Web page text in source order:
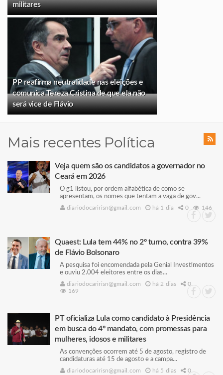
militares
PP reafirma neutralidade nas eleições e
comunica Tereza Cristina de que ela não
será vice de Flávio
Mais recentes Política
Veja quem são os candidatos a governador no
Ceará em 2026
O g1 listou, por ordem alfabética de como se
apresentam, os nomes que tentam a vaga de gov...
diariodocaririsn@gmail.com há 1 dia 0 146
Quaest: Lula tem 44% no 2º turno, contra 39%
de Flávio Bolsonaro
A pesquisa foi encomendada pela Genial Investimentos
e ouviu 2.004 eleitores entre os dias...
diariodocaririsn@gmail.com há 2 dias
0
169
PT oficializa Lula como candidato à Presidência
em busca do 4º mandato, com promessas para
mulheres, idosos e militares
As convenções ocorrem até 5 de agosto, registro de
candidaturas até 15 de agosto e a campa...
diariodocaririsn@gmail.com há 5 dias
0